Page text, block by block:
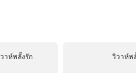
าห์พลั้งรัก วิวาห์พ